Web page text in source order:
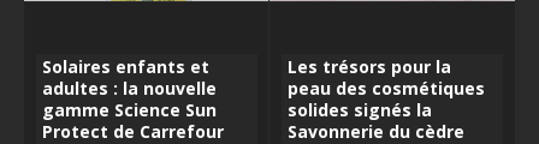
Solaires enfants et
adultes : la nouvelle
gamme Science Sun
Protect de Carrefour
Les trésors pour la
peau des cosmétiques
solides signés la
Savonnerie du cèdre